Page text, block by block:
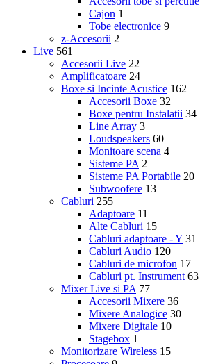
Cajon 1
Tobe electronice 9
z-Accesorii 2
Live 561
Accesorii Live 22
Amplificatoare 24
Boxe si Incinte Acustice 162
Accesorii Boxe 32
Boxe pentru Instalatii 34
Line Array 3
Loudspeakers 60
Monitoare scena 4
Sisteme PA 2
Sisteme PA Portabile 20
Subwoofere 13
Cabluri 255
Adaptoare 11
Alte Cabluri 15
Cabluri adaptoare - Y 31
Cabluri Audio 120
Cabluri de microfon 17
Cabluri pt. Instrument 63
Mixer Live si PA 77
Accesorii Mixere 36
Mixere Analogice 30
Mixere Digitale 10
Stagebox 1
Monitorizare Wireless 15